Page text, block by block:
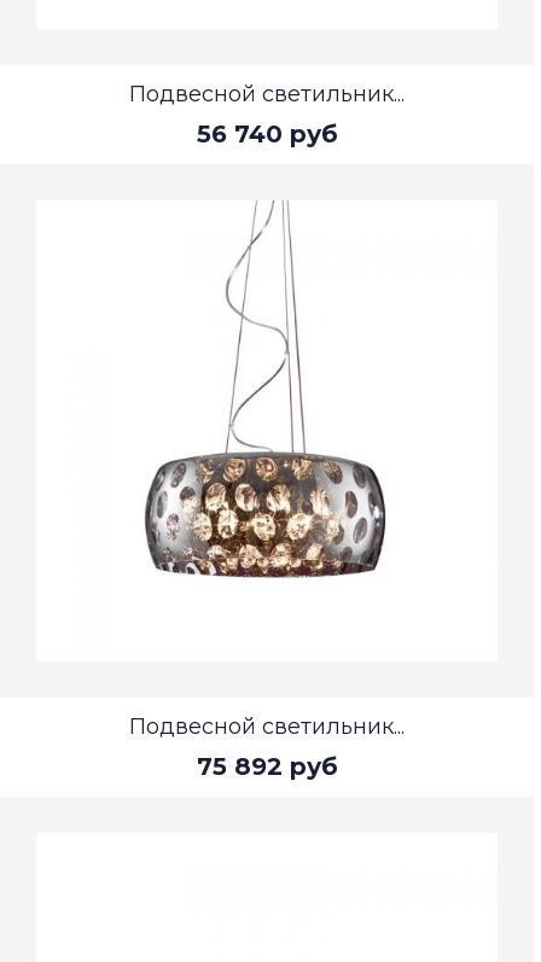
Подвесной светильник...
56 740 руб
Подвесной светильник...
75 892 руб